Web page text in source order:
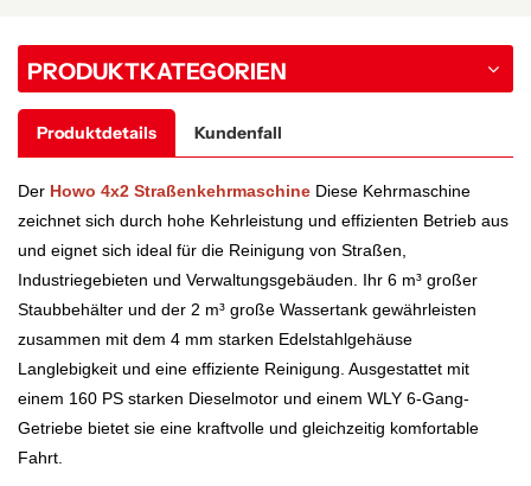
PRODUKTKATEGORIEN
Produktdetails Kundenfall
Der Howo 4x2 Straßenkehrmaschine Diese Kehrmaschine
zeichnet sich durch hohe Kehrleistung und effizienten Betrieb aus
und eignet sich ideal für die Reinigung von Straßen,
Industriegebieten und Verwaltungsgebäuden. Ihr 6 m³ großer
Staubbehälter und der 2 m³ große Wassertank gewährleisten
zusammen mit dem 4 mm starken Edelstahlgehäuse
Langlebigkeit und eine effiziente Reinigung. Ausgestattet mit
einem 160 PS starken Dieselmotor und einem WLY 6-Gang-
Getriebe bietet sie eine kraftvolle und gleichzeitig komfortable
Fahrt.